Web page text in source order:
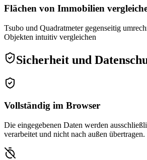
Flächen von Immobilien
Tsubo und Quadratmeter gegenseitig
Objekten intuitiv vergleichen
Sicherheit und
Vollständig im Browser
Die eingegebenen Daten werden
verarbeitet und nicht nach außen übertragen.